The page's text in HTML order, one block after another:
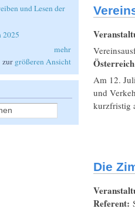
Österreich
Am 12.
und
kurzfristig
Die
Referent:
und Lesen der
2025
mehr
zur größeren Ansicht